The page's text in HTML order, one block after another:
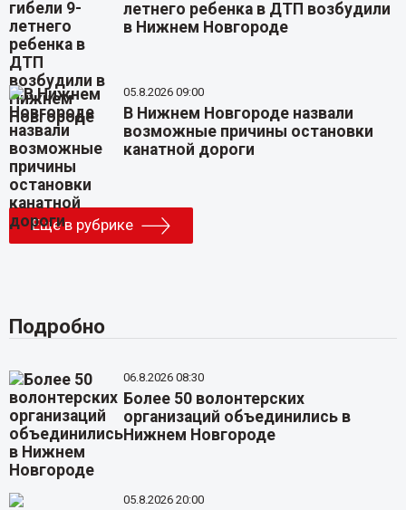
летнего ребенка в ДТП возбудили
в Нижнем Новгороде
05.8.2026 09:00
В Нижнем Новгороде назвали
возможные причины остановки
канатной дороги
Еще в рубрике
Подробно
06.8.2026 08:30
Более 50 волонтерских
организаций объединились в
Нижнем Новгороде
05.8.2026 20:00